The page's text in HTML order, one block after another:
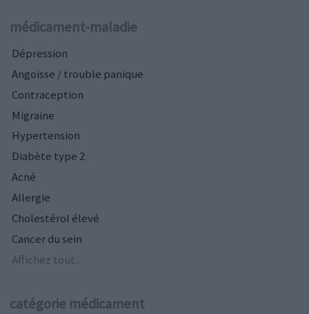
médicament-maladie
Dépression
Angoisse / trouble panique
Contraception
Migraine
Hypertension
Diabète type 2
Acné
Allergie
Cholestérol élevé
Cancer du sein
Affichez tout...
catégorie médicament